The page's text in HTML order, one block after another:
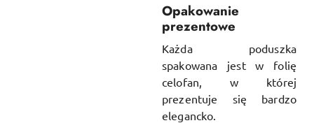
Opakowanie
prezentowe
Każda poduszka
spakowana jest w folię
celofan, w której
prezentuje się bardzo
elegancko.